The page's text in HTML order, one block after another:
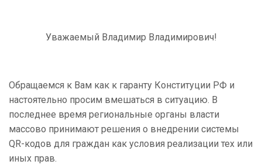
Уважаемый Владимир Владимирович!
Обращаемся к Вам как к гаранту Конституции РФ и
настоятельно просим вмешаться в ситуацию. В
последнее время региональные органы власти
массово принимают решения о внедрении системы
QR-кодов для граждан как условия реализации тех или
иных прав.